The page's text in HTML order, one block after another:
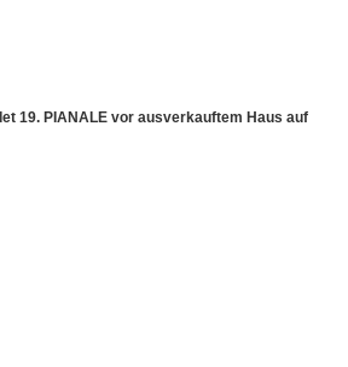
19. PIANALE vor ausverkauftem Haus auf